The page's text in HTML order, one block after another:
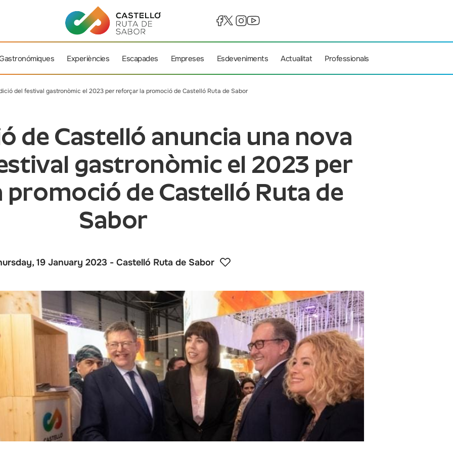
Experiències Escapades Empreses Esdeveniments Actualitat Professionals
del festival gastronòmic el 2023 per reforçar la promoció de Castelló Ruta de Sabor
de Castelló anuncia una nova
gastronòmic el 2023 per
de Castelló Ruta de
Sabor
19 January 2023 - Castelló Ruta de Sabor